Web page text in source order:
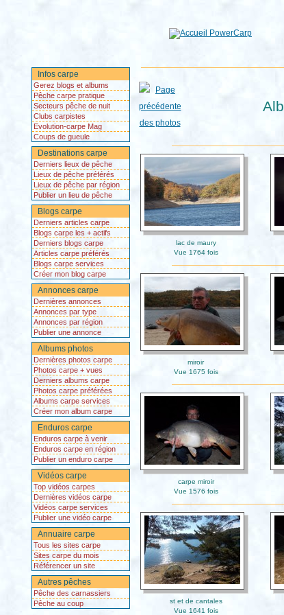
Infos carpe
Gerez blogs et albums
Pêche carpe pratique
Secteurs pêche de nuit
Clubs carpistes
Evolution-carpe Mag
Coups de gueule
Destinations carpe
Derniers lieux de pêche
Lieux de pêche préférés
Lieux de pêche par région
Publier un lieu de pêche
Blogs carpe
Derniers articles carpe
Blogs carpe les + actifs
Derniers blogs carpe
Articles carpe préférés
Blogs carpe services
Créer mon blog carpe
Annonces carpe
Dernières annonces
Annonces par type
Annonces par région
Publier une annonce
Albums photos
Dernières photos carpe
Photos carpe + vues
Derniers albums carpe
Photos carpe préférées
Albums carpe services
Créer mon album carpe
Enduros carpe
Enduros carpe à venir
Enduros carpe en région
Publier un enduro carpe
Vidéos carpe
Top vidéos carpes
Dernières vidéos carpe
Vidéos carpe services
Publier une vidéo carpe
Annuaire carpe
Tous les sites carpe
Sites carpe du mois
Référencer un site
Autres pêches
Pêche des carnassiers
Pêche au coup
lac de maury
Vue 1764 fois
miroir
Vue 1675 fois
carpe miroir
Vue 1576 fois
st et de cantales
Vue 1641 fois